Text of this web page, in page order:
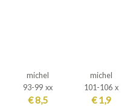
michel
93-99 xx
€ 8,5
michel
101-106 x
€ 1,9